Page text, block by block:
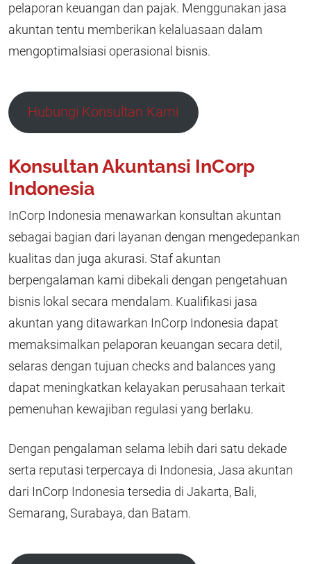
pelaporan keuangan dan pajak. Menggunakan jasa
akuntan tentu memberikan kelaluasaan dalam
mengoptimalsiasi operasional bisnis.
Hubungi Konsultan Kami
Konsultan Akuntansi InCorp
Indonesia
InCorp Indonesia menawarkan konsultan akuntan
sebagai bagian dari layanan dengan mengedepankan
kualitas dan juga akurasi. Staf akuntan
berpengalaman kami dibekali dengan pengetahuan
bisnis lokal secara mendalam. Kualifikasi jasa
akuntan yang ditawarkan InCorp Indonesia dapat
memaksimalkan pelaporan keuangan secara detil,
selaras dengan tujuan checks and balances yang
dapat meningkatkan kelayakan perusahaan terkait
pemenuhan kewajiban regulasi yang berlaku.
Dengan pengalaman selama lebih dari satu dekade
serta reputasi terpercaya di Indonesia, Jasa akuntan
dari InCorp Indonesia tersedia di Jakarta, Bali,
Semarang, Surabaya, dan Batam.